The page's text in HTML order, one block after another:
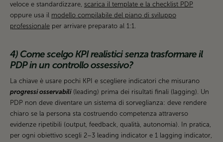
veloce e standardizzare, scarica il template e la checklist PDP
oppure usa il modello compilabile del piano di sviluppo
professionale per arrivare preparato al 1:1.
4) Come scelgo KPI realistici senza trasformare il
PDP in un controllo ossessivo?
La chiave è usare pochi KPI e scegliere indicatori che misurano
progressi osservabili(leading) prima dei risultati finali (lagging). Un
PDP non deve diventare un sistema di sorveglianza: deve rendere
chiaro se la persona sta costruendo competenza attraverso
evidenze ripetibili (output, feedback, qualità, autonomia). In pratica,
per ogni obiettivo scegli 2–3 leading indicator e 1 lagging indicator,